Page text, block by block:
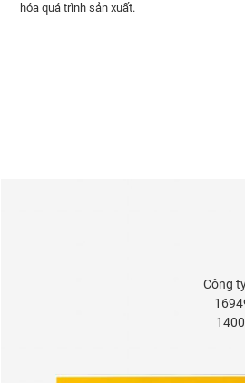
hóa quá trình sản xuất.
Công